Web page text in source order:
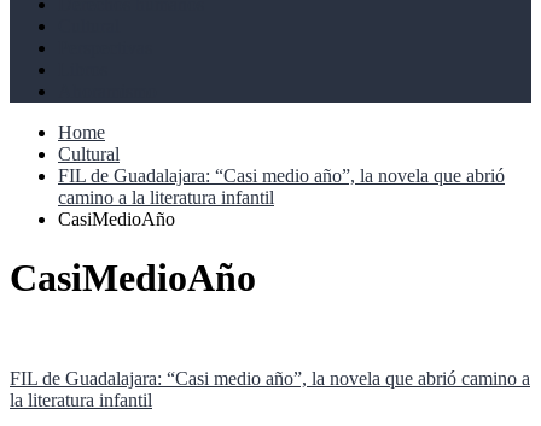
Home
Cultural
FIL de Guadalajara: “Casi medio año”, la novela que abrió
camino a la literatura infantil
CasiMedioAño
CasiMedioAño
Navegación
de
FIL de Guadalajara: “Casi medio año”, la novela que abrió camino a
la literatura infantil